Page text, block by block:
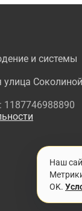
и системы
улица
Наш
OK.